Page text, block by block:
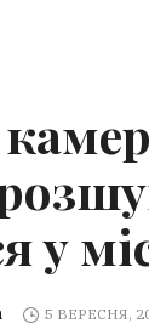
у
5 ВЕРЕСНЯ,